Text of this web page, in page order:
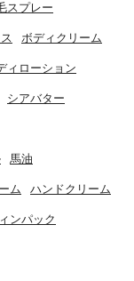
スプレー
ボディクリーム
ィローション
シアバター
馬油
ム ハンドクリーム
ンパック